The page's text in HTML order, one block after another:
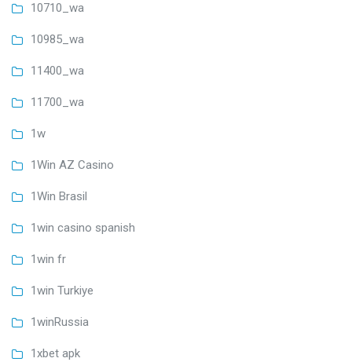
10710_wa
10985_wa
11400_wa
11700_wa
1w
1Win AZ Casino
1Win Brasil
1win casino spanish
1win fr
1win Turkiye
1winRussia
1xbet apk